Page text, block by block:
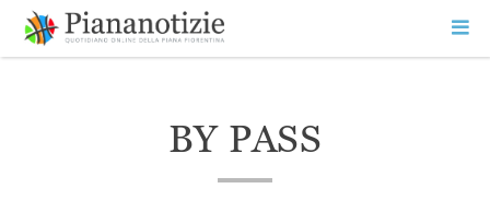
contenuto
SEARCH
BY PASS